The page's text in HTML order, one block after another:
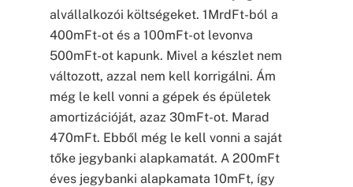
alvállalkozói költségeket. 1MrdFt-ból a
400mFt-ot és a 100mFt-ot levonva
500mFt-ot kapunk. Mivel a készlet nem
változott, azzal nem kell korrigálni. Ám
még le kell vonni a gépek és épületek
amortizációját, azaz 30mFt-ot. Marad
470mFt. Ebből még le kell vonni a saját
tőke jegybanki alapkamatát. A 200mFt
éves jegybanki alapkamata 10mFt, így